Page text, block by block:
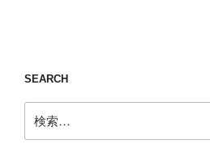
SEARCH
索: